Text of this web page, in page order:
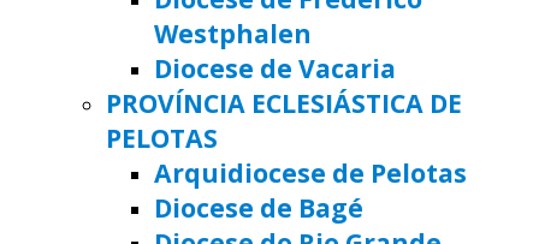
Westphalen
Diocese de Vacaria
PROVÍNCIA ECLESIÁSTICA DE
PELOTAS
Arquidiocese de Pelotas
Diocese de Bagé